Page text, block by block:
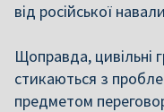
від російської
Щоправда, цивільні
стикаються з
предметом